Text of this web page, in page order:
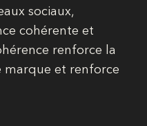
sociaux,
cohérente et
renforce la
marque et renforce